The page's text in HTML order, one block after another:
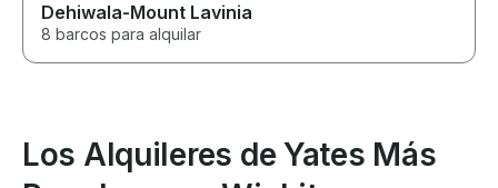
Dehiwala-Mount Lavinia
8 barcos para alquilar
Los Alquileres de Yates Más